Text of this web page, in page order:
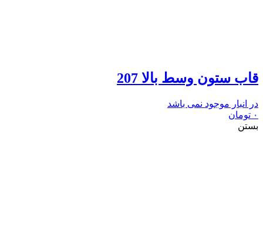
قاب ستون وسط بالا 207
در انبار موجود نمی باشد
۰ تومان
بستن